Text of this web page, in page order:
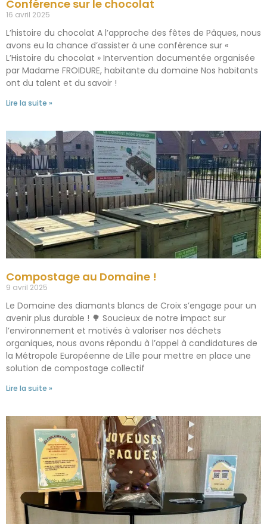
Conférence sur le chocolat
16 avril 2025
L’histoire du chocolat A l’approche des fêtes de Pâques, nous
avons eu la chance d’assister à une conférence sur «
L’Histoire du chocolat » Intervention documentée organisée
par Madame FROIDURE, habitante du domaine Nos habitants
ont du talent et du savoir !
Lire la suite »
Compostage au Domaine !
9 avril 2025
Le Domaine des diamants blancs de Croix s’engage pour un
avenir plus durable ! 🌳 Soucieux de notre impact sur
l’environnement et motivés à valoriser nos déchets
organiques, nous avons répondu à l’appel à candidatures de
la Métropole Européenne de Lille pour mettre en place une
solution de compostage collectif
Lire la suite »